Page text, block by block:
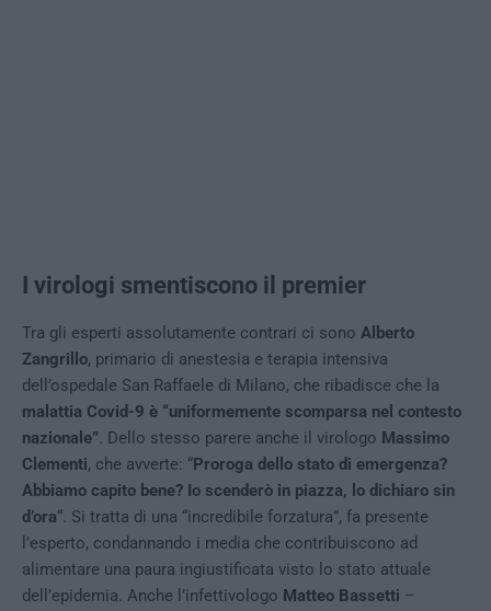
I virologi smentiscono il premier
Tra gli esperti assolutamente contrari ci sono Alberto
Zangrillo, primario di anestesia e terapia intensiva
dell’ospedale San Raffaele di Milano, che ribadisce che la
malattia Covid-9 è “uniformemente scomparsa nel contesto
nazionale”. Dello stesso parere anche il virologo Massimo
Clementi, che avverte: “Proroga dello stato di emergenza?
Abbiamo capito bene? Io scenderò in piazza, lo dichiaro sin
d’ora“. Si tratta di una “incredibile forzatura”, fa presente
l’esperto, condannando i media che contribuiscono ad
alimentare una paura ingiustificata visto lo stato attuale
dell’epidemia. Anche l’infettivologo Matteo Bassetti –